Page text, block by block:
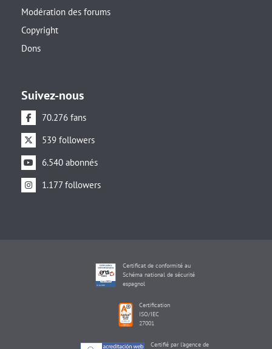
Modération des forums
Copyright
Dons
Suivez-nous
70.276 fans
539 followers
6.540 abonnés
1.177 followers
Certificat de conformité au
Schéma national de sécurité
espagnol
Certification
ISO/IEC
27001
Certifié par l'agence de